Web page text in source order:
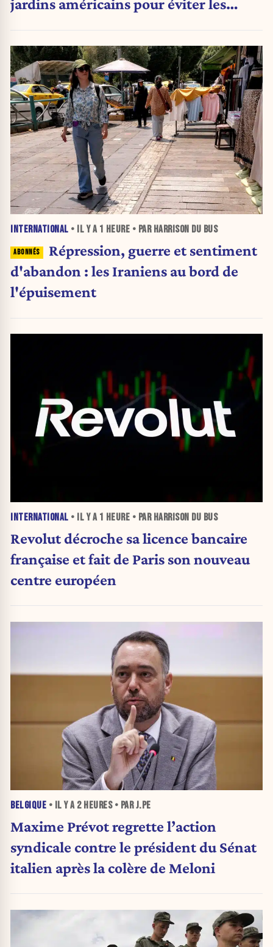
jardins américains pour éviter les
INTERNATIONAL • IL Y A 1 HEURE • PAR HARRISON DU BUS
Répression, guerre et sentiment
d'abandon : les Iraniens au bord de
l'épuisement
INTERNATIONAL • IL Y A 1 HEURE • PAR HARRISON DU BUS
Revolut décroche sa licence bancaire
française et fait de Paris son nouveau
centre européen
BELGIQUE • IL Y A 2 HEURES• PAR J.PE
Maxime Prévot regrette l’action
syndicale contre le président du Sénat
italien après la colère de Meloni